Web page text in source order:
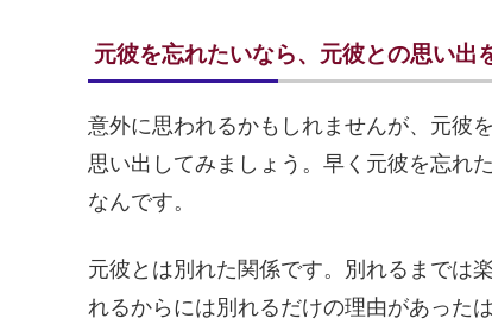
元彼を忘れたいなら、元彼との思い出
意外に思われるかもしれませんが、元彼
思い出してみましょう。早く元彼を忘れ
なんです。
元彼とは別れた関係です。別れるまでは
れるからには別れるだけの理由があった